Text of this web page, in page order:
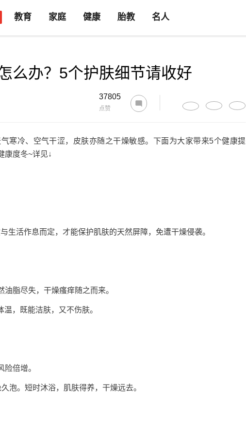
教育 家庭 健康 胎教 名人
么办？5个护肤细节请收好
37805
点赞
冷、空气干涩，皮肤亦随之干燥敏感。下面为大家带来5个健康提
康度冬~详见↓
活作息而定，才能保护肌肤的天然屏障，免遭干燥侵袭。
脂尽失，干燥瘙痒随之而来。
既能洁肤，又不伤肤。
倍增。
。短时沐浴，肌肤得养，干燥远去。